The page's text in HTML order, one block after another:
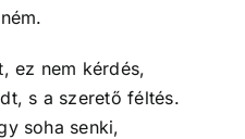
ez nem kérdés,
s a szerető féltés.
soha senki,